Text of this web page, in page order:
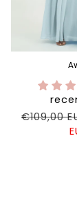
Prezzo
€109,00